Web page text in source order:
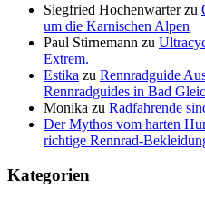
Siegfried Hochenwarterzu
um die Karnischen Alpen
Paul Stirnemann zu
Extrem.
Estika zu Rennradguide
Rennradguides in Bad
Monika zu Radfahrende
Der Mythos vom harten
richtige Rennrad-
Kategorien